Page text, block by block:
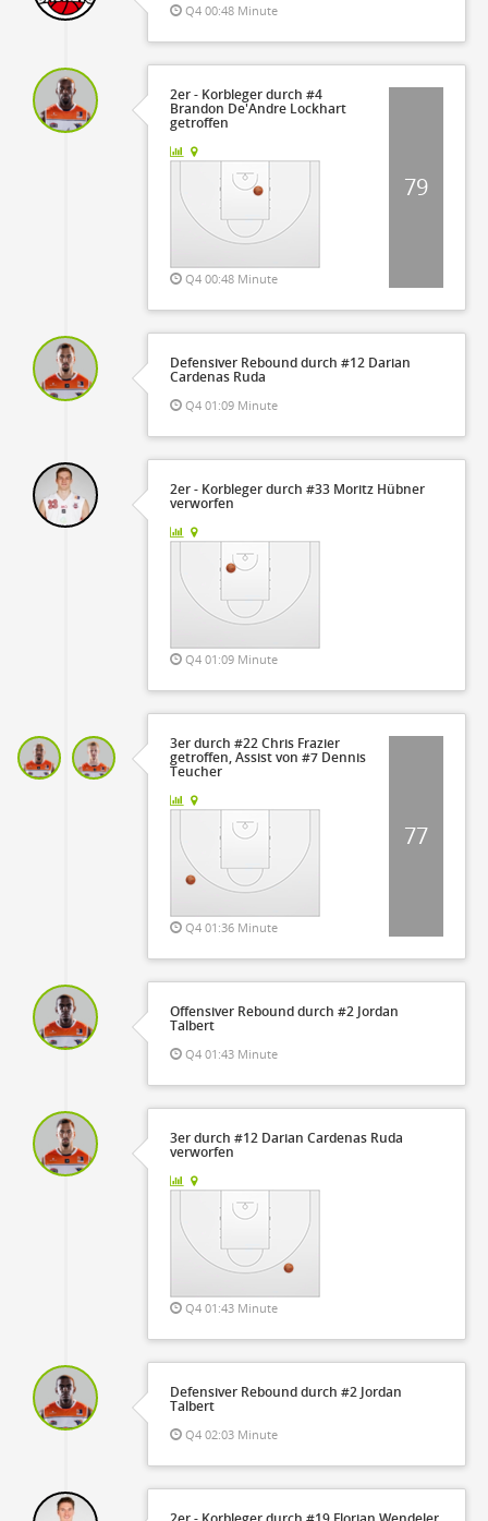
Q4 00:48 Minute
2er - Korbleger durch #4
Brandon De'Andre Lockhart
getroffen
Q4 00:48 Minute
79
Defensiver Rebound durch #12 Darian
Cardenas Ruda
Q4 01:09 Minute
2er - Korbleger durch #33 Moritz Hübner
verworfen
Q4 01:09 Minute
3er durch #22 Chris Frazier
getroffen, Assist von #7 Dennis
Teucher
Q4 01:36 Minute
77
Offensiver Rebound durch #2 Jordan
Talbert
Q4 01:43 Minute
3er durch #12 Darian Cardenas Ruda
verworfen
Q4 01:43 Minute
Defensiver Rebound durch #2 Jordan
Talbert
Q4 02:03 Minute